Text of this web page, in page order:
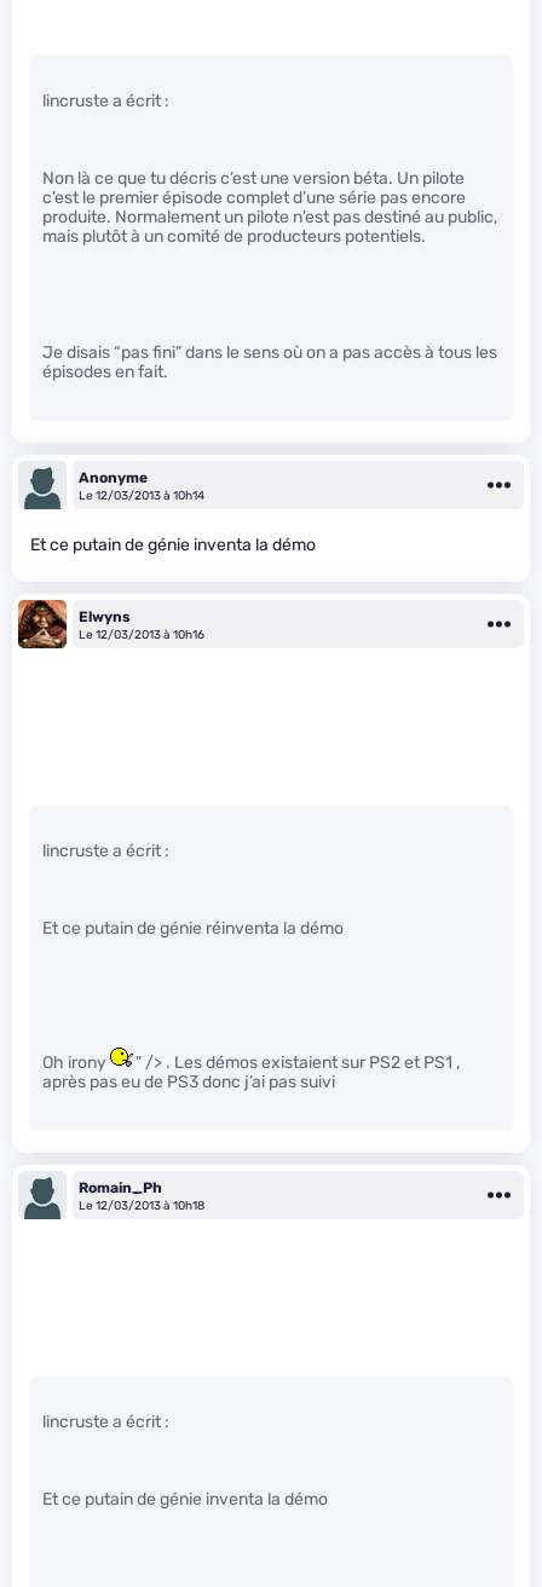
lincruste a écrit :
Non là ce que tu décris c’est une version béta. Un pilote
c’est le premier épisode complet d’une série pas encore
produite. Normalement un pilote n’est pas destiné au public,
mais plutôt à un comité de producteurs potentiels.
Je disais “pas fini” dans le sens où on a pas accès à tous les
épisodes en fait.
Anonyme
Le 12/03/2013 à 10h14
Et ce putain de génie inventa la démo
Elwyns
Le 12/03/2013 à 10h16
lincruste a écrit :
Et ce putain de génie réinventa la démo
Oh irony
" /> . Les démos existaient sur PS2 et PS1 ,
après pas eu de PS3 donc j’ai pas suivi
Romain_Ph
Le 12/03/2013 à 10h18
lincruste a écrit :
Et ce putain de génie inventa la démo